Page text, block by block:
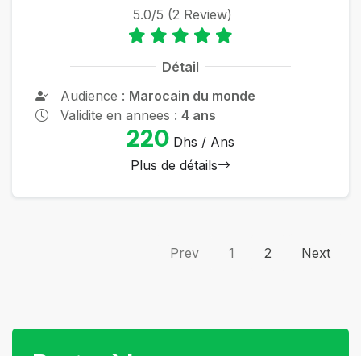
5.0/5 (2 Review)
Détail
Audience : Marocain du monde
Validite en annees : 4 ans
220 Dhs / Ans
Plus de détails
Prev 1 2 Next